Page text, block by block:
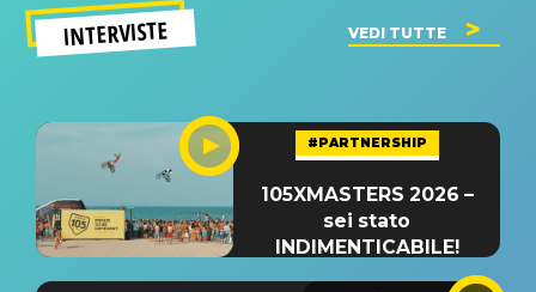
INTERVISTE VEDI TUTTE
#PARTNERSHIP
105XMASTERS 2026 –
sei stato
INDIMENTICABILE!